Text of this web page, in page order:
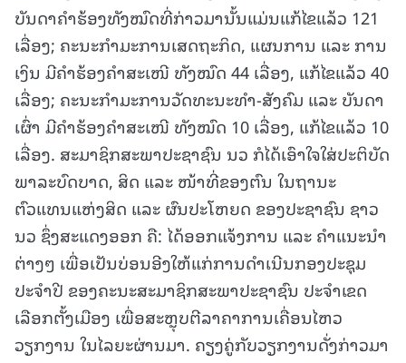
ບັນດາຄໍາຮ້ອງທັງໝົດທີ່ກ່າວມານັ້ນແມ່ນແກ້ໄຂແລ້ວ 121
ເລື່ອງ; ຄະນະກຳມະການເສດຖະກິດ, ແຜນການ ແລະ ການ
ເງິນ ມີຄໍາຮ້ອງຄໍາສະເໜີ ທັງໝົດ 44 ເລື່ອງ, ແກ້ໄຂແລ້ວ 40
ເລື່ອງ; ຄະນະກຳມະການວັດທະນະທຳ-ສັງຄົມ ແລະ ບັນດາ
ເຜົ່າ ມີຄໍາຮ້ອງຄໍາສະເໜີ ທັງໝົດ 10 ເລື່ອງ, ແກ້ໄຂແລ້ວ 10
ເລື່ອງ. ສະມາຊິກສະພາປະຊາຊົນ ນວ ກໍໄດ້ເອົາໃຈໃສ່ປະຕິບັດ
ພາລະບົດບາດ, ສິດ ແລະ ໜ້າທີ່ຂອງຕົນ ໃນຖານະ
ຕົວແທນແຫ່ງສິດ ແລະ ຜົນປະໂຫຍດ ຂອງປະຊາຊົນ ຊາວ
ນວ ຊຶ່ງສະແດງອອກ ຄື: ໄດ້ອອກແຈ້ງການ ແລະ ຄໍາແນະນໍາ
ຕ່າງໆ ເພື່ອເປັນບ່ອນອີງໃຫ້ແກ່ການດໍາເນີນກອງປະຊຸມ
ປະຈຳປີ ຂອງຄະນະສະມາຊິກສະພາປະຊາຊົນ ປະຈຳເຂດ
ເລືອກຕັ້ງເມືອງ ເພື່ອສະຫຼຸບຕີລາຄາການເຄື່ອນໄຫວ
ວຽກງານ ໃນໄລຍະຜ່ານມາ. ຄຽງຄູ່ກັບວຽກງານດັ່ງກ່າວມາ